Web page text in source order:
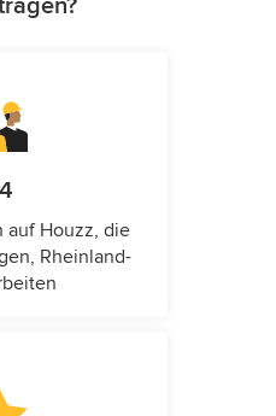
auf Houzz, die
Rheinland-